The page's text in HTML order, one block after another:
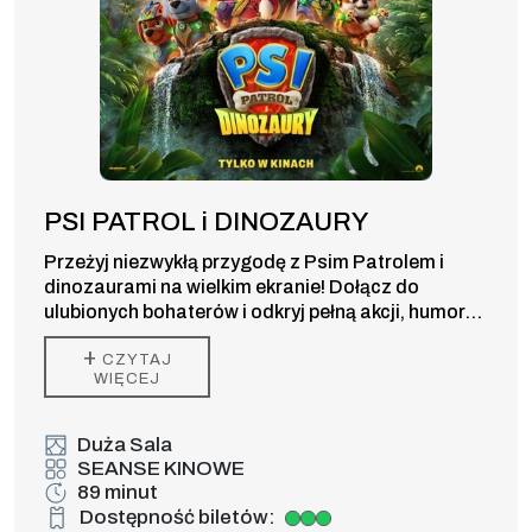
PSI PATROL i DINOZAURY
Przeżyj niezwykłą przygodę z Psim Patrolem i
dinozaurami na wielkim ekranie! Dołącz do
ulubionych bohaterów i odkryj pełną akcji, humoru
oraz prehistorycznych niespodzianek kinową
premierę dla całej rodziny.
+ CZYTAJ
WIĘCEJ
Duża Sala
SEANSE KINOWE
89 minut
Dostępność biletów:
Duża dostępność biletów